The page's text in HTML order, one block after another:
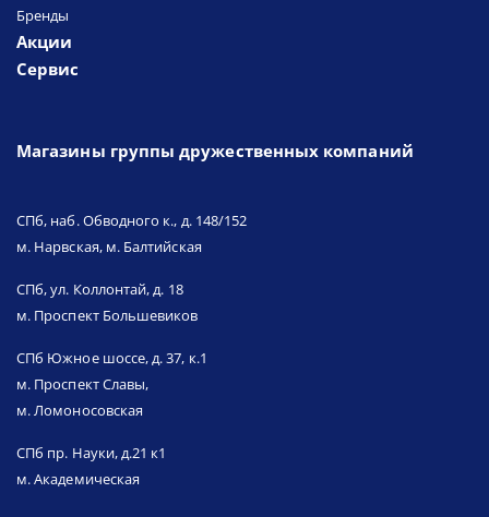
Бренды
Акции
Сервис
Магазины группы дружественных компаний
СПб, наб. Обводного к., д. 148/152
м. Нарвская, м. Балтийская
СПб, ул. Коллонтай, д. 18
м. Проспект Большевиков
СПб Южное шоссе, д. 37, к.1
м. Проспект Славы,
м. Ломоносовская
СПб пр. Науки, д.21 к1
м. Академическая